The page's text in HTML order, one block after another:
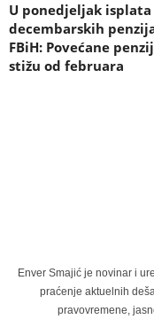
U ponedjeljak isplata
decembarskih
FBiH: Povećane
stižu od februara
Enver Smajić je novinar i
praćenje aktuelnih
pravovremene,